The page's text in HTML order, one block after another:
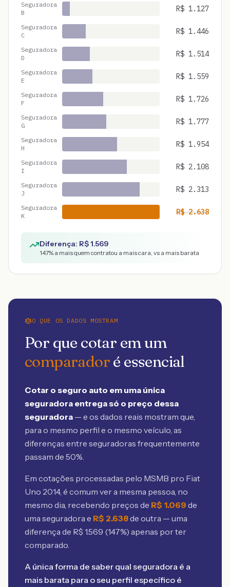
Seguradora
B
R$ 1.127
Seguradora
C
R$ 1.446
Seguradora
D
R$ 1.514
Seguradora
E
R$ 1.559
Seguradora
F
R$ 1.726
Seguradora
G
R$ 1.777
Seguradora
H
R$ 1.954
Seguradora
I
R$ 2.108
Seguradora
J
R$ 2.313
Seguradora
K
R$2.638
Diferença: R$1.569
147% a mais quem contratou a mais cara, vs a mais barata
O QUE OS DADOS MOSTRAM
Por que cotar em um
comparadoré essencial
Cotar o seguro auto em uma única
seguradora entrega só o preço dessa
seguradora — e os dados reais mostram que,
para o mesmo perfil e o mesmo veículo, as
diferenças entre seguradoras frequentemente
passam de 50%.
Em cotações processadas pelo MSMB pro Fiat
Uno 2014, é comum ver a mesma pessoa, no
mesmo dia, recebendo preços de R$ 1.069 de
uma seguradora e R$ 2.638de outra — uma
diferença de R$ 1.569 (147%) apenas por ter
comparado.
A única forma de saber qual seguradora é a
mais barata para o seu perfil específico é